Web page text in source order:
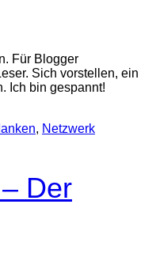
Für Blogger
Sich vorstellen, ein
Ich bin gespannt!
, Netzwerk
Der